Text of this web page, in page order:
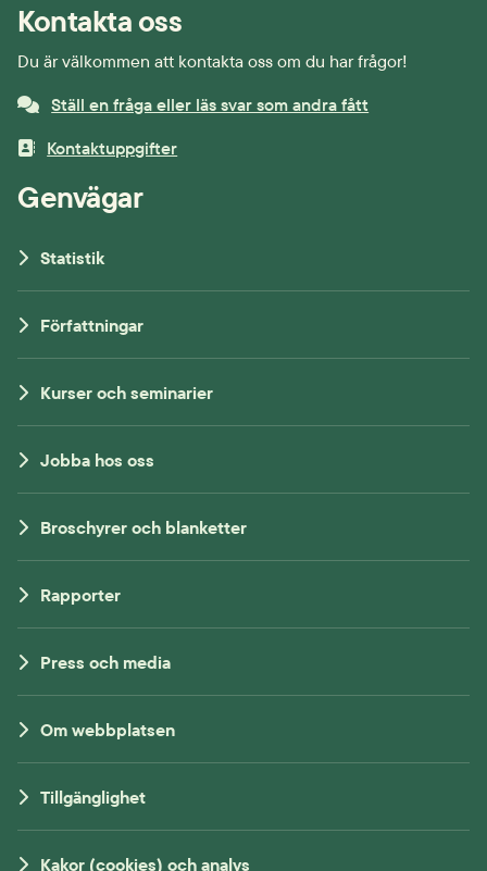
Kontakta oss
Du är välkommen att kontakta oss om du har frågor!
Ställ en fråga eller läs svar som andra fått
Kontaktuppgifter
Genvägar
Statistik
Författningar
Kurser och seminarier
Jobba hos oss
Broschyrer och blanketter
Rapporter
Press och media
Om webbplatsen
Tillgänglighet
Kakor (cookies) och analys